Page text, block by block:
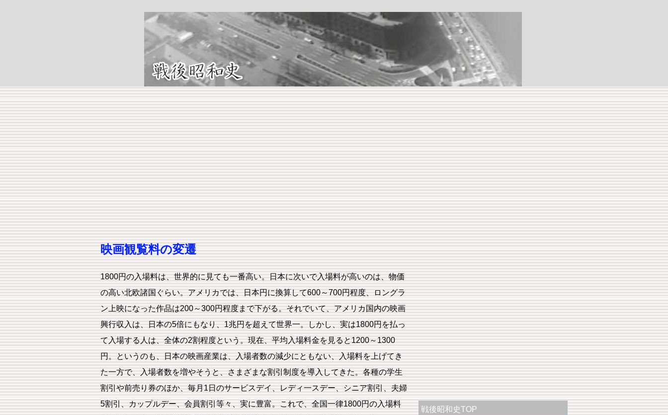
映画観覧料の変遷
1800円の入場料は、世界的に見ても一番高い。日本に次いで入場料が高いのは、物価
の高い北欧諸国ぐらい。アメリカでは、日本円に換算して600～700円程度、ロングラ
ン上映になった作品は200～300円程度まで下がる。それでいて、アメリカ国内の映画
興行収入は、日本の5倍にもなり、1兆円を超えて世界一。しかし、実は1800円を払っ
て入場する人は、全体の2割程度という。現在、平均入場料金を見ると1200～1300
円。というのも、日本の映画産業は、入場者数の減少にともない、入場料を上げてき
た一方で、入場者数を増やそうと、さまざまな割引制度を導入してきた。各種の学生
割引や前売り券のほか、毎月1日のサービスデイ、レディ一スデー、シニア割引、夫婦
5割引、カップルデー、会員割引等々、実に豊富。これで、全国一律1800円の入場料
戦後昭和史TOP